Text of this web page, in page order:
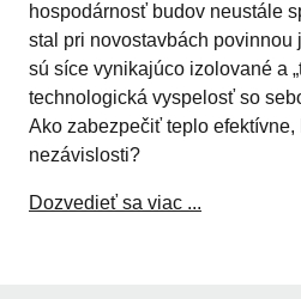
hospodárnosť budov neustále
stal pri novostavbách povinnou
sú síce vynikajúco izolované a
technologická vyspelosť so
Ako zabezpečiť teplo
nezávislosti?
Dozvedieť sa viac ...